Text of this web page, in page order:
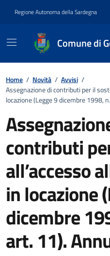
Regione Autonoma della Sardegna
Comune di
Home / Novità / Avvisi /
Assegnazione di contributi per il
locazione (Legge 9 dicembre 1998,
contributi
all’accesso
in locazione
dicembre
art. 11).